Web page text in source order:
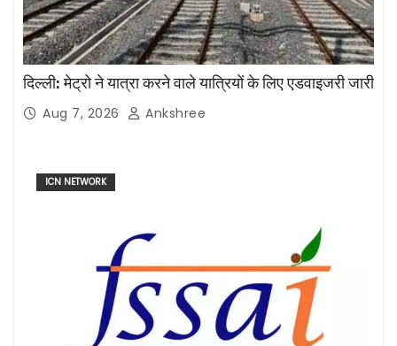
दिल्ली: मेट्रो ने यात्रा करने वाले यात्रियों के लिए एडवाइजरी जारी
Aug 7, 2026 Ankshree
ICN NETWORK